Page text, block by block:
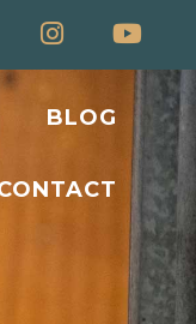
BLOG